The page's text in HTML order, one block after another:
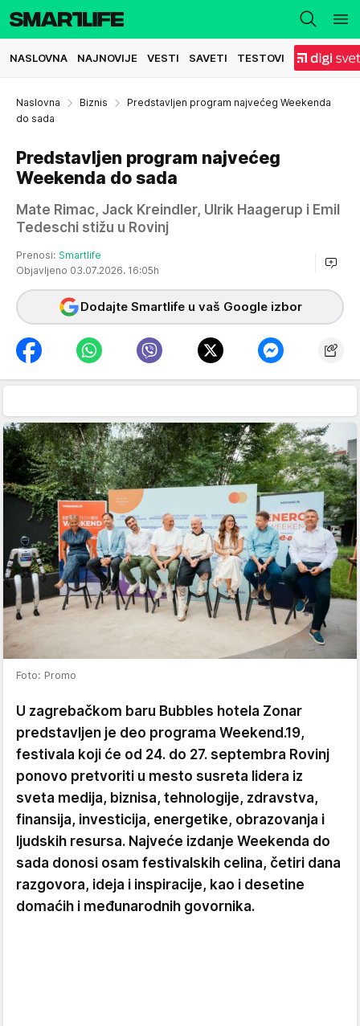
NASLOVNA NAJNOVIJE VESTI SAVETI TESTOVI
Naslovna Biznis
Predstavljen program najvećeg Weekenda
do sada
Predstavljen program najvećeg
Weekenda do sada
Mate Rimac, Jack Kreindler, Ulrik Haagerup i Emil
Tedeschi stižu u Rovinj
Prenosi: Smartlife
Objavljeno 03.07.2026. 16:05h
Dodajte Smartlife u vaš Google izbor
Foto: Promo
U zagrebačkom baru Bubbles hotela Zonar
predstavljen je deo programa Weekend.19,
festivala koji će od 24. do 27. septembra Rovinj
ponovo pretvoriti u mesto susreta lidera iz
sveta medija, biznisa, tehnologije, zdravstva,
finansija, investicija, energetike, obrazovanja i
ljudskih resursa. Najveće izdanje Weekenda do
sada donosi osam festivalskih celina, četiri dana
razgovora, ideja i inspiracije, kao i desetine
domaćih i međunarodnih govornika.